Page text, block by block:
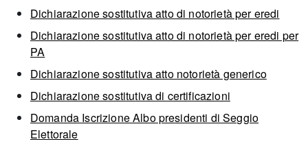
Dichiarazione sostitutiva atto di notorietà per eredi
Dichiarazione sostitutiva atto di notorietà per eredi per
PA
Dichiarazione sostitutiva atto notorietà generico
Dichiarazione sostitutiva di certificazioni
Domanda Iscrizione Albo presidenti di Seggio
Elettorale